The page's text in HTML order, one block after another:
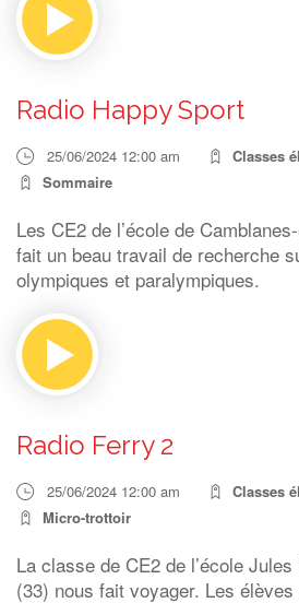
Radio Happy Sport
25/06/2024 12:00 am
Classes
Sommaire
Les CE2 de l’école de
fait un beau travail de recherche
olympiques et paralympiques.
Radio Ferry 2
25/06/2024 12:00 am
Classes
Micro-trottoir
La classe de CE2 de l’école
(33) nous fait voyager. Les